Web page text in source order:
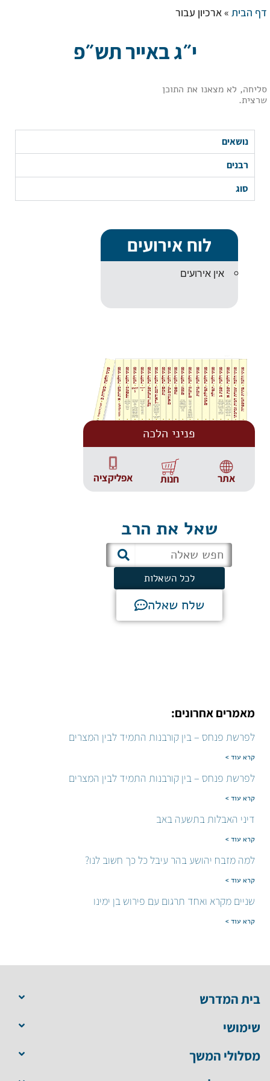
נושאים
רבנים
סוג
לוח אירועים
אין אירועים
פניני הלכה
אתר חנות אפליקציה
שאל את הרב
לכל השאלות
שלח שאלה
מאמרים אחרונים:
לפרשת פנחס – בין קורבנות התמיד לבין המצרים
קרא עוד >
לפרשת פנחס – בין קורבנות התמיד לבין המצרים
קרא עוד >
דיני האבלות בתשעה באב
קרא עוד >
למה מזבח יהושע בהר עיבל כל כך חשוב לנו?
קרא עוד >
שניים מקרא ואחד תרגום עם פירוש בן ימינו
קרא עוד >
דף הבית »ארכיון עבור
י״ג באייר תש״פ
סליחה, לא מצאנו את התוכן
שרצית.
בית המדרש
שימושי
מסלולי המשך